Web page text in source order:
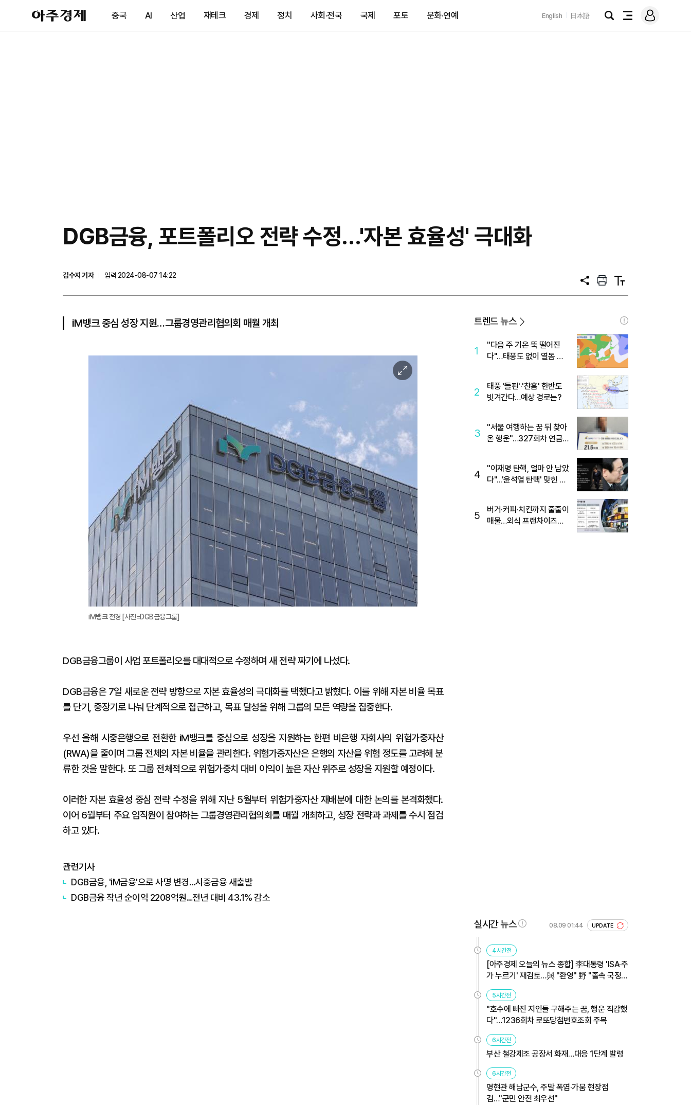
아
주
제
중국 AI 산업 재테크 경제 정치 사회·전국 국제 포토 문화·연예 English 日本語
검
전
메
그
DGB금융, 포트폴리오 전략 수정…'자본 효율성' 극대화
김수지 기자
입력 2024-08-07 14:22
공
프
트
텍
트
iM뱅크 중심 성장 지원…그룹경영관리협의회 매월 개최
이
미
확
iM뱅크 전경 [사진=DGB금융그룹]
DGB금융그룹이 사업 포트폴리오를 대대적으로 수정하며 새 전략 짜기에 나섰다.
DGB금융은 7일 새로운 전략 방향으로 자본 효율성의 극대화를 택했다고 밝혔다. 이를 위해 자본 비율 목표
를 단기, 중장기로 나눠 단계적으로 접근하고, 목표 달성을 위해 그룹의 모든 역량을 집중한다.
우선 올해 시중은행으로 전환한 iM뱅크를 중심으로 성장을 지원하는 한편 비은행 자회사의 위험가중자산
(RWA)을 줄이며 그룹 전체의 자본 비율을 관리한다. 위험가중자산은 은행의 자산을 위험 정도를 고려해 분
류한 것을 말한다. 또 그룹 전체적으로 위험가중치 대비 이익이 높은 자산 위주로 성장을 지원할 예정이다.
이러한 자본 효율성 중심 전략 수정을 위해 지난 5월부터 위험가중자산 재배분에 대한 논의를 본격화했다.
이어 6월부터 주요 임직원이 참여하는 그룹경영관리협의회를 매월 개최하고, 성장 전략과 과제를 수시 점검
하고 있다.
관련기사
DGB금융, 'iM금융'으로 사명 변경…시중금융 새출발
DGB금융 작년 순이익 2208억원…전년 대비 43.1% 감소
트렌드 뉴스
1
"다음 주 기온 뚝 떨어진
다"…태풍도 없이 열돔 박
2
태풍 '돌핀'·'찬홈' 한반도
빗겨간다…예상 경로는?
3
"서울 여행하는 꿈 뒤 찾아
온 행운"…327회차 연금
4
"이재명 탄핵, 얼마 안 남았
다"...'윤석열 탄핵' 맞힌 무
5
버거·커피·치킨까지 줄줄이
매물…외식 프랜차이즈
실시간 뉴스 08.09 01:44 UPDATE
4시간전
[아주경제 오늘의 뉴스 종합] 李대통령 'ISA·주
가 누르기' 재검토…與 "환영" 野 "졸속 국정"
外
5시간전
"호수에 빠진 지인들 구해주는 꿈, 행운 직감했
다"…1236회차 로또당첨번호조회 주목
6시간전
부산 철강제조 공장서 화재…대응 1단계 발령
6시간전
명현관 해남군수, 주말 폭염·가뭄 현장점
검…"군민 안전 최우선"